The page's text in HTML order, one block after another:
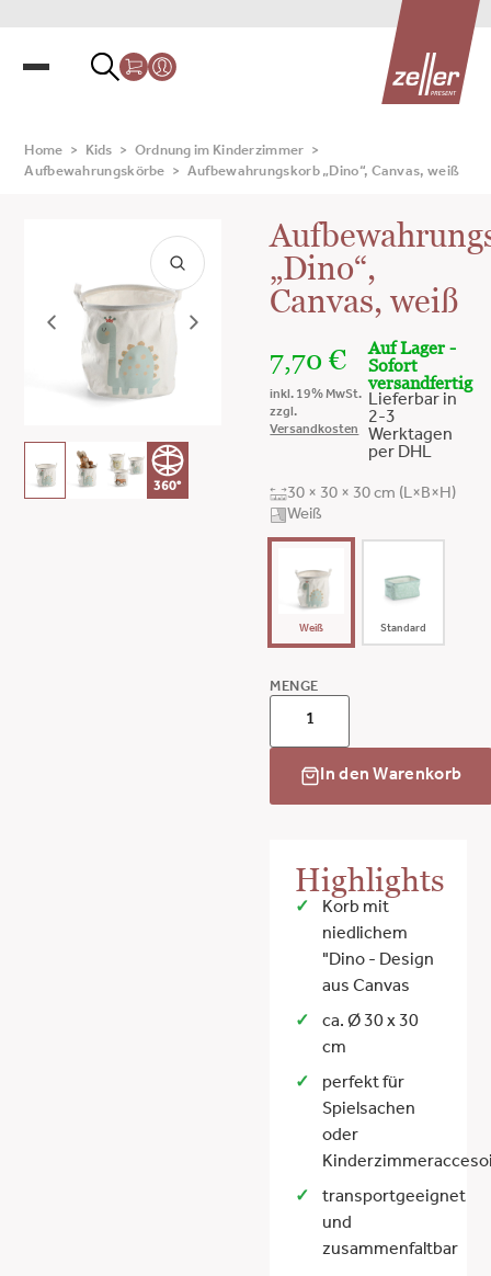
Home > Kids > Ordnung im Kinderzimmer
>
Aufbewahrungskörbe
> Aufbewahrungskorb „Dino“, Canvas, weiß
360°
„Dino“,
Canvas, weiß
7,70€
inkl. 19% MwSt.
zzgl.
Versandkosten
Auf Lager -
Sofort
versandfertig
Lieferbar in
2-3
Werktagen
per DHL
30 × 30 × 30 cm (L×B×H)
Weiß
Weiß Standard
MENGE
In den Warenkorb
Highlights
Korb mit
niedlichem
"Dino - Design
aus Canvas
ca. Ø 30 x 30
cm
perfekt für
Spielsachen
oder
transportgeeignet
und
zusammenfaltbar